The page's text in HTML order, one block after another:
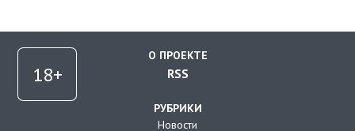
О ПРОЕКТЕ
RSS
РУБРИКИ
Новости